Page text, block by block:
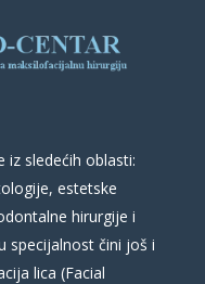
iz sledećih oblasti:
estetske
hirurgije i
specijalnost čini još i
lica (Facial